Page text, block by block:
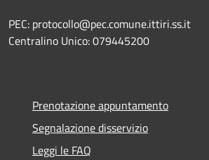
PEC: protocollo@pec.comune.ittiri.ss.it
Centralino Unico: 079445200
Prenotazione appuntamento
Segnalazione disservizio
Leggi le FAQ